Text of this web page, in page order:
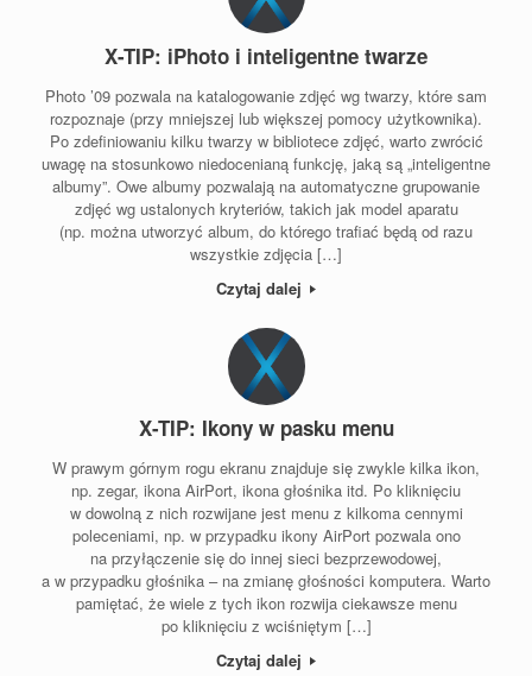
X-TIP: iPhoto i inteligentne twarze
Photo ’09 pozwala na katalogowanie zdjęć wg twarzy, które sam
rozpoznaje (przy mniejszej lub większej pomocy użytkownika).
Po zdefiniowaniu kilku twarzy w bibliotece zdjęć, warto zwrócić
uwagę na stosunkowo niedocenianą funkcję, jaką są „inteligentne
albumy”. Owe albumy pozwalają na automatyczne grupowanie
zdjęć wg ustalonych kryteriów, takich jak model aparatu
(np. można utworzyć album, do którego trafiać będą od razu
wszystkie zdjęcia […]
Czytaj dalej
X-TIP: Ikony w pasku menu
W prawym górnym rogu ekranu znajduje się zwykle kilka ikon,
np. zegar, ikona AirPort, ikona głośnika itd. Po kliknięciu
w dowolną z nich rozwijane jest menu z kilkoma cennymi
poleceniami, np. w przypadku ikony AirPort pozwala ono
na przyłączenie się do innej sieci bezprzewodowej,
a w przypadku głośnika – na zmianę głośności komputera. Warto
pamiętać, że wiele z tych ikon rozwija ciekawsze menu
po kliknięciu z wciśniętym […]
Czytaj dalej